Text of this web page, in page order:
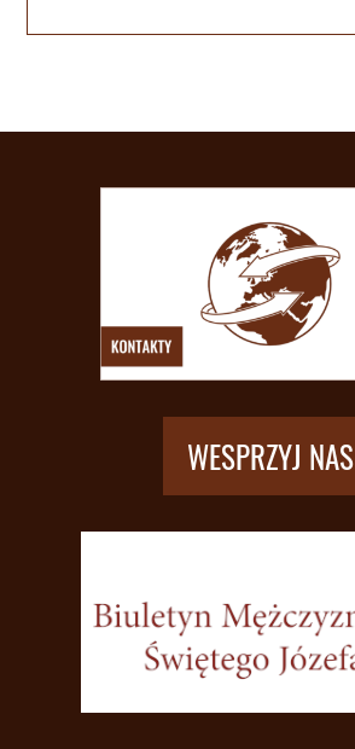
WESPRZYJ NAS